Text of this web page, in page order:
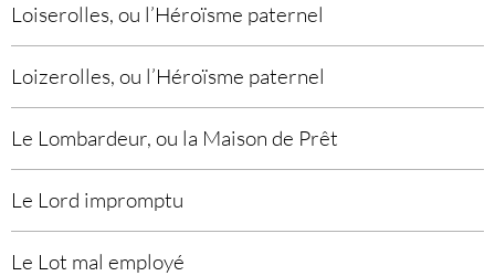
Loiserolles, ou l’Héroïsme paternel
Loizerolles, ou l’Héroïsme paternel
Le Lombardeur, ou la Maison de Prêt
Le Lord impromptu
Le Lot mal employé